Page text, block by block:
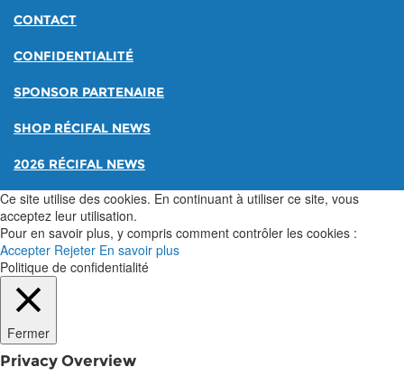
CONTACT
CONFIDENTIALITÉ
SPONSOR PARTENAIRE
SHOP RÉCIFAL NEWS
2026 RÉCIFAL NEWS
Ce site utilise des cookies. En continuant à utiliser ce site, vous
acceptez leur utilisation.
Pour en savoir plus, y compris comment contrôler les cookies :
Accepter Rejeter En savoir plus
Politique de confidentialité
Fermer
Privacy Overview